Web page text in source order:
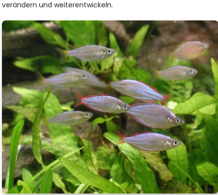
verändern und weiterentwickeln.